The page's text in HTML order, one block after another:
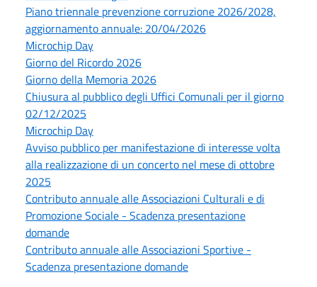
Piano triennale prevenzione corruzione 2026/2028,
aggiornamento annuale: 20/04/2026
Microchip Day
Giorno del Ricordo 2026
Giorno della Memoria 2026
Chiusura al pubblico degli Uffici Comunali per il giorno
02/12/2025
Microchip Day
Avviso pubblico per manifestazione di interesse volta
alla realizzazione di un concerto nel mese di ottobre
2025
Contributo annuale alle Associazioni Culturali e di
Promozione Sociale - Scadenza presentazione
domande
Contributo annuale alle Associazioni Sportive -
Scadenza presentazione domande